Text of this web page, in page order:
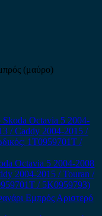
(μαύρο)
Octavia 5 2004-2008
2004-2015 / Touran /
/ 5K0959793)